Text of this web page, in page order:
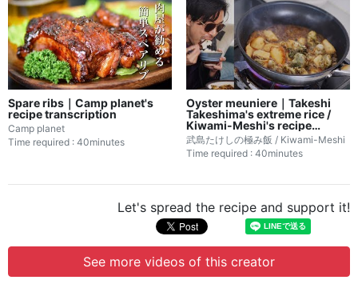
Spare ribs｜Camp planet's
recipe transcription
Camp planet
Time required : 40minutes
Oyster meuniere｜Takeshi
Takeshima's extreme rice /
Kiwami-Meshi's recipe
transcription
武島たけしの極み飯 / Kiwami-Meshi
Time required : 40minutes
Let's spread the recipe and support it!
See more videos of this creator